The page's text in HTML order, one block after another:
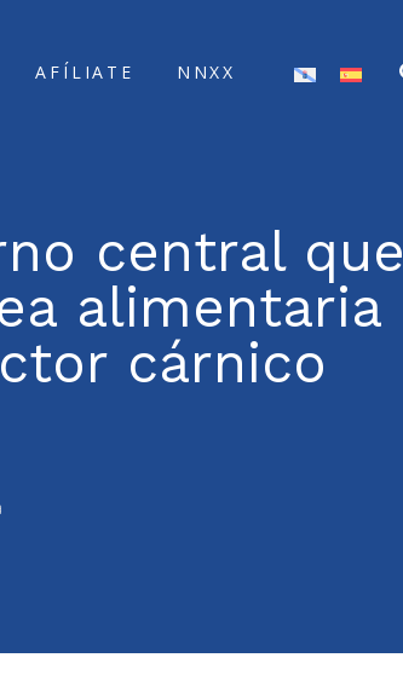
AFÍLIATE NNXX
central que
alimentaria
cárnico